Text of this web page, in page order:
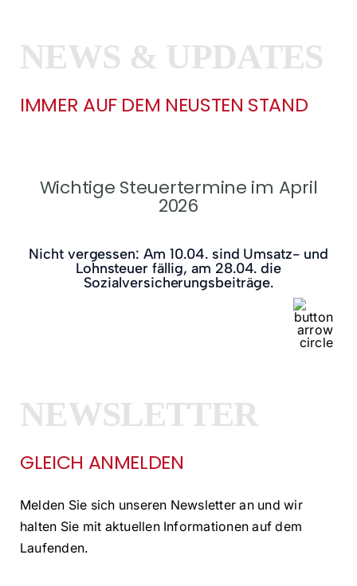
NEWS & UPDATES
IMMER AUF DEM NEUSTEN STAND
Wichtige Steuertermine im April
2026
Nicht vergessen: Am 10.04. sind Umsatz- und
Lohnsteuer fällig, am 28.04. die
Sozialversicherungsbeiträge.
NEWSLETTER
GLEICH ANMELDEN
Melden Sie sich unseren Newsletter an und wir
halten Sie mit aktuellen Informationen auf dem
Laufenden.